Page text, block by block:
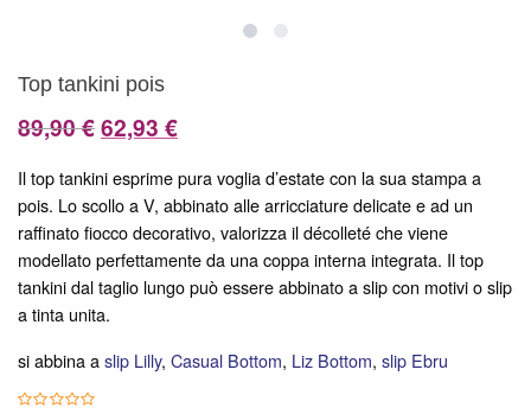
Top tankini pois
89,90€Il
originale
era:
89,90 €.
62,93 €Il
attuale
è:
62,93 €.
Il top tankini esprime pura voglia d’estate con la sua stampa a
pois. Lo scollo a V, abbinato alle arricciature delicate e ad un
raffinato fiocco decorativo, valorizza il décolleté che viene
modellato perfettamente da una coppa interna integrata. Il top
tankini dal taglio lungo può essere abbinato a slip con motivi o slip
a tinta unita.
si abbina aslip Lilly, Casual Bottom, Liz Bottom, slip Ebru